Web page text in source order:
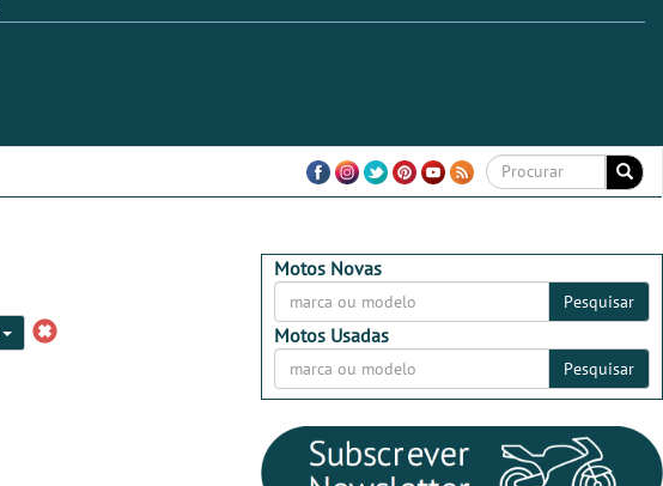
Motos Novas
Pesquisar
Motos Usadas
Pesquisar